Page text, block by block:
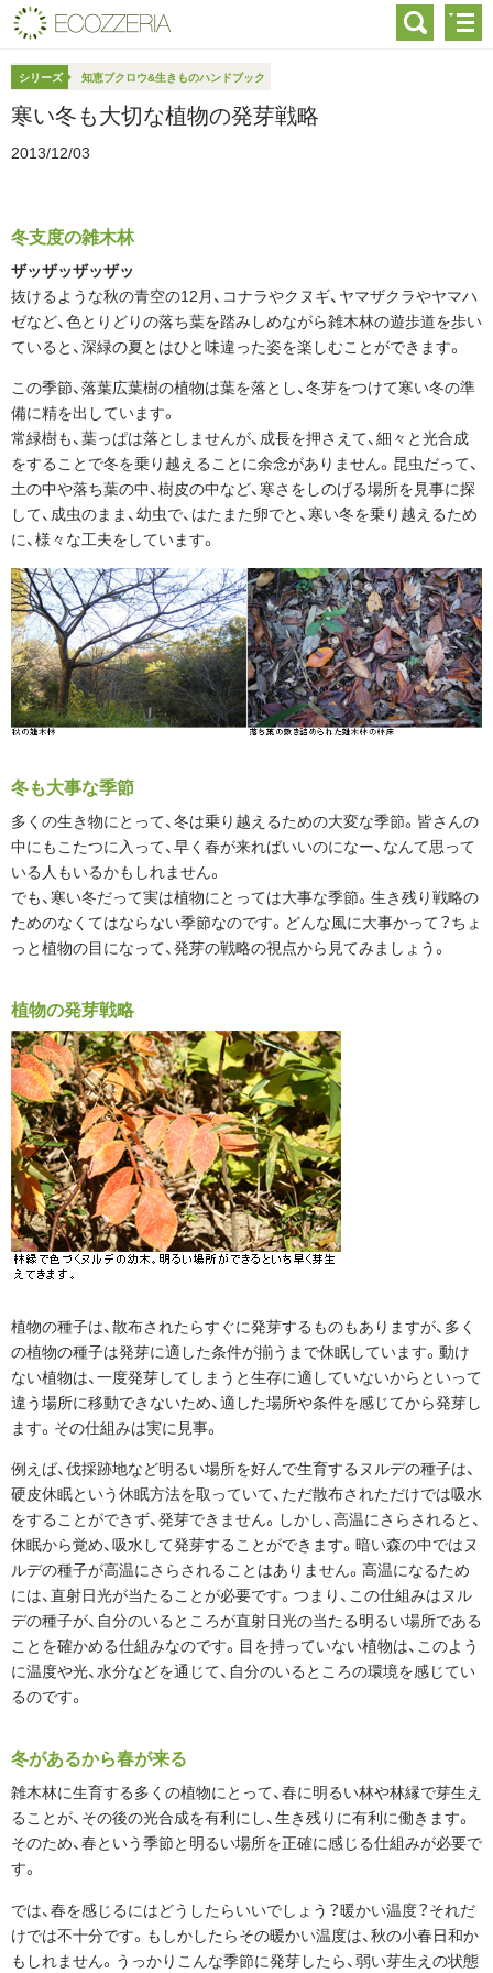
シリーズ 知恵ブクロウ&生きものハンドブック
寒い冬も大切な植物の発芽戦略
2013/12/03
冬支度の雑木林
ザッザッザッザッ
抜けるような秋の青空の12月、コナラやクヌギ、ヤマザクラやヤマハ
ゼなど、色とりどりの落ち葉を踏みしめながら雑木林の遊歩道を歩い
ていると、深緑の夏とはひと味違った姿を楽しむことができます。
この季節、落葉広葉樹の植物は葉を落とし、冬芽をつけて寒い冬の準
備に精を出しています。
常緑樹も、葉っぱは落としませんが、成長を押さえて、細々と光合成
をすることで冬を乗り越えることに余念がありません。昆虫だって、
土の中や落ち葉の中、樹皮の中など、寒さをしのげる場所を見事に探
して、成虫のまま、幼虫で、はたまた卵でと、寒い冬を乗り越えるため
に、様々な工夫をしています。
冬も大事な季節
多くの生き物にとって、冬は乗り越えるための大変な季節。皆さんの
中にもこたつに入って、早く春が来ればいいのになー、なんて思って
いる人もいるかもしれません。
でも、寒い冬だって実は植物にとっては大事な季節。生き残り戦略の
ためのなくてはならない季節なのです。どんな風に大事かって？ちょ
っと植物の目になって、発芽の戦略の視点から見てみましょう。
植物の発芽戦略
植物の種子は、散布されたらすぐに発芽するものもありますが、多く
の植物の種子は発芽に適した条件が揃うまで休眠しています。動け
ない植物は、一度発芽してしまうと生存に適していないからといって
違う場所に移動できないため、適した場所や条件を感じてから発芽し
ます。その仕組みは実に見事。
例えば、伐採跡地など明るい場所を好んで生育するヌルデの種子は、
硬皮休眠という休眠方法を取っていて、ただ散布されただけでは吸水
をすることができず、発芽できません。しかし、高温にさらされると、
休眠から覚め、吸水して発芽することができます。暗い森の中ではヌ
ルデの種子が高温にさらされることはありません。高温になるため
には、直射日光が当たることが必要です。つまり、この仕組みはヌル
デの種子が、自分のいるところが直射日光の当たる明るい場所である
ことを確かめる仕組みなのです。目を持っていない植物は、このよう
に温度や光、水分などを通じて、自分のいるところの環境を感じてい
るのです。
冬があるから春が来る
雑木林に生育する多くの植物にとって、春に明るい林や林縁で芽生え
ることが、その後の光合成を有利にし、生き残りに有利に働きます。
そのため、春という季節と明るい場所を正確に感じる仕組みが必要で
す。
では、春を感じるにはどうしたらいいでしょう？暖かい温度？それだ
けでは不十分です。もしかしたらその暖かい温度は、秋の小春日和か
もしれません。うっかりこんな季節に発芽したら、弱い芽生えの状態